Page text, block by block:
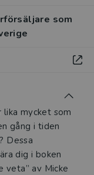
som
mycket som
gång i tiden
Dessa
dig i boken
veta” av Micke